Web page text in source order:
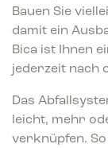
Bauen Sie
damit ein
Bica ist Ihnen
jederzeit nach
Das
leicht, mehr
verknüpfen.